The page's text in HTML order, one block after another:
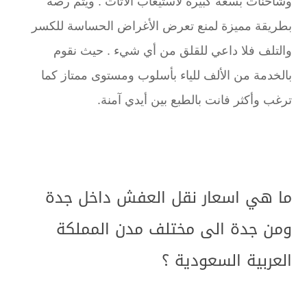
بطريقة مميزة لمنع تعرض الأغراض الحساسة للكسر
والتلف فلا داعي للقلق من أي شيء . حيث نقوم
بالخدمة من الألف للياء بأسلوب ومستوى ممتاز كما
ترغب وأكثر فانت بالطبع بين أيدي آمنة.
ما هي اسعار نقل العفش داخل جدة
ومن جدة الى مختلف مدن المملكة
العربية السعودية ؟